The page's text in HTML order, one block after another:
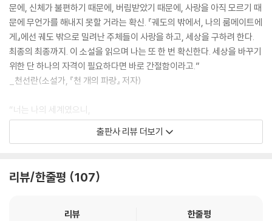
문에, 신체가 불편하기 때문에, 버림받았기 때문에, 사랑을 아직 모르기 때
문에 무언가를 해내지 못할 거라는 확신. 『궤도의 밖에서, 나의 룸메이트에
게』에선 궤도 밖으로 밀려난 주체들이 사랑을 하고, 세상을 구하려 한다.
최종의 최종까지. 이 소설을 읽으며 나는 또 한 번 확신한다. 세상을 바꾸기
위한 단 하나의 자격이 필요하다면 바로 간절함이라고.”
_천선란(소설가, 『천 개의 파랑』 저자)
“너는 나의 세계였으니,
나도 너에게 세계를 줄 거야.“
의 최정상에 선 기관이자 우수한 아이들을 선택해 연구원으로 육성하는 학
제네시스의 아이들에겐 부모도, 후견인도 없다. 밖에서 기다리는 사람이
출판사 리뷰 더보기
리뷰/한줄평 107
리뷰 한줄평